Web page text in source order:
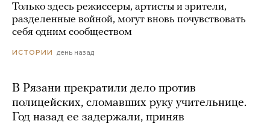
Только здесь режиссеры, артисты и зрители,
разделенные войной, могут вновь почувствовать
себя одним сообществом
ИСТОРИИ день назад
В Рязани прекратили дело против
полицейских, сломавших руку учительнице.
Год назад ее задержали, приняв